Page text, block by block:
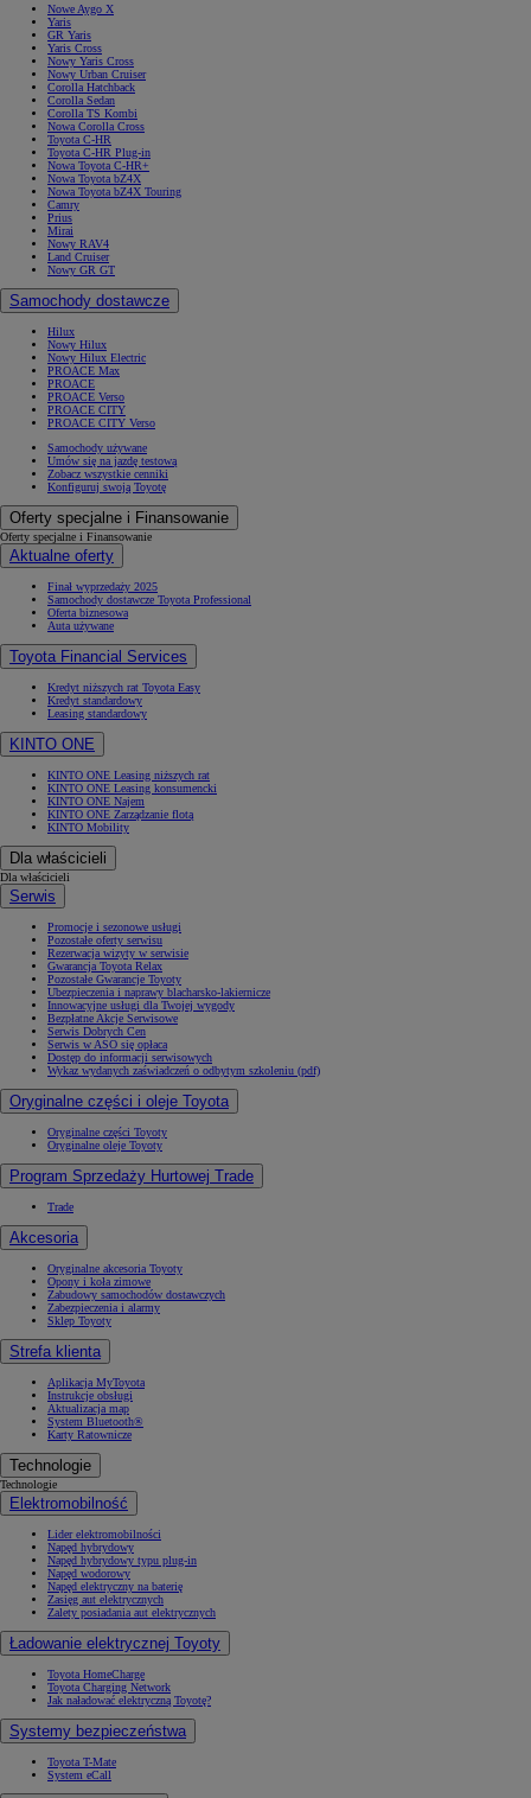
Nowe Aygo X
Yaris
GR Yaris
Yaris Cross
Nowy Yaris Cross
Nowy Urban Cruiser
Corolla Hatchback
Corolla Sedan
Corolla TS Kombi
Nowa Corolla Cross
Toyota C-HR
Toyota C-HR Plug-in
Nowa Toyota C-HR+
Nowa Toyota bZ4X
Nowa Toyota bZ4X Touring
Camry
Prius
Mirai
Nowy RAV4
Land Cruiser
Nowy GR GT
Samochody dostawcze
Hilux
Nowy Hilux
Nowy Hilux Electric
PROACE Max
PROACE
PROACE Verso
PROACE CITY
PROACE CITY Verso
Samochody używane
Umów się na jazdę testową
Zobacz wszystkie cenniki
Konfiguruj swoją Toyotę
Oferty specjalne i Finansowanie
Oferty specjalne i Finansowanie
Aktualne oferty
Finał wyprzedaży 2025
Samochody dostawcze Toyota Professional
Oferta biznesowa
Auta używane
Toyota Financial Services
Kredyt niższych rat Toyota Easy
Kredyt standardowy
Leasing standardowy
KINTO ONE
KINTO ONE Leasing niższych rat
KINTO ONE Leasing konsumencki
KINTO ONE Najem
KINTO ONE Zarządzanie flotą
KINTO Mobility
Dla właścicieli
Dla właścicieli
Serwis
Promocje i sezonowe usługi
Pozostałe oferty serwisu
Rezerwacja wizyty w serwisie
Gwarancja Toyota Relax
Pozostałe Gwarancje Toyoty
Ubezpieczenia i naprawy blacharsko-lakiernicze
Innowacyjne usługi dla Twojej wygody
Bezpłatne Akcje Serwisowe
Serwis Dobrych Cen
Serwis w ASO się opłaca
Dostęp do informacji serwisowych
Wykaz wydanych zaświadczeń o odbytym szkoleniu (pdf)
Oryginalne części i oleje Toyota
Oryginalne części Toyoty
Oryginalne oleje Toyoty
Program Sprzedaży Hurtowej Trade
Trade
Akcesoria
Oryginalne akcesoria Toyoty
Opony i koła zimowe
Zabudowy samochodów dostawczych
Zabezpieczenia i alarmy
Sklep Toyoty
Strefa klienta
Aplikacja MyToyota
Instrukcje obsługi
Aktualizacja map
System Bluetooth®
Karty Ratownicze
Technologie
Technologie
Elektromobilność
Lider elektromobilności
Napęd hybrydowy
Napęd hybrydowy typu plug-in
Napęd wodorowy
Napęd elektryczny na baterię
Zasięg aut elektrycznych
Zalety posiadania aut elektrycznych
Ładowanie elektrycznej Toyoty
Toyota HomeCharge
Toyota Charging Network
Jak naładować elektryczną Toyotę?
Systemy bezpieczeństwa
Toyota T-Mate
System eCall